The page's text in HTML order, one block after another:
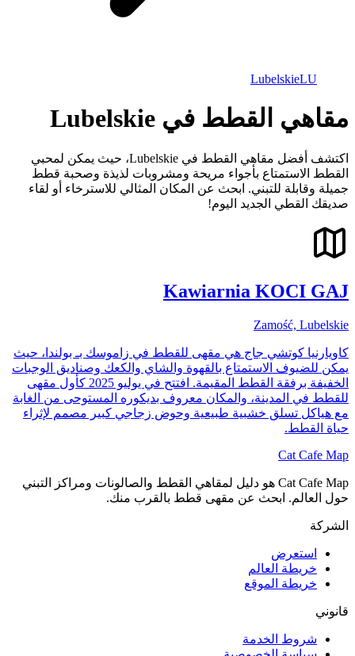
LubelskieLU
مقاهي القطط في Lubelskie
اكتشف أفضل مقاهي القطط في Lubelskie، حيث يمكن لمحبي
القطط الاستمتاع بأجواء مريحة ومشروبات لذيذة وصحبة قطط
جميلة وقابلة للتبني. ابحث عن المكان المثالي للاسترخاء أو لقاء
صديقك القطي الجديد اليوم!
Kawiarnia KOCI GAJ
Zamość, Lubelskie
كاويارنيا كوتشي جاج هي مقهى للقطط في زاموسك بـ بولندا، حيث
يمكن للضيوف الاستمتاع بالقهوة والشاي والكعك وصناديق الوجبات
الخفيفة برفقة القطط المقيمة. افتتح في يوليو 2025 كأول مقهى
للقطط في المدينة، والمكان معروف بديكوره المستوحى من الغابة
مع هياكل تسلق خشبية طبيعية وحوض زجاجي كبير مصمم لإثراء
حياة القطط.
Cat Cafe Map
Cat Cafe Map هو دليل لمقاهي القطط والصالونات ومراكز التبني
حول العالم. ابحث عن مقهى قطط بالقرب منك.
الشركة
استعرض
خريطة العالم
خريطة الموقع
قانوني
شروط الخدمة